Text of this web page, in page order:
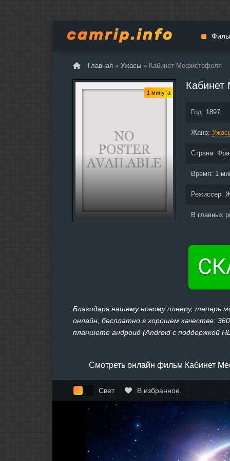
Главная » Ужасы » Кабинет Мефистофеля
1 минута
Год: 1897
Жанр:
Страна:
Время: 1
Режиссер:
В главных
Благодаря нашему новому плееру,
онлайн, бесплатно в хорошем качестве:
планшете андроид (Android с поддержкой
Смотреть онлайн фильм Кабинет
Свет В избранное
Драма
Боевики